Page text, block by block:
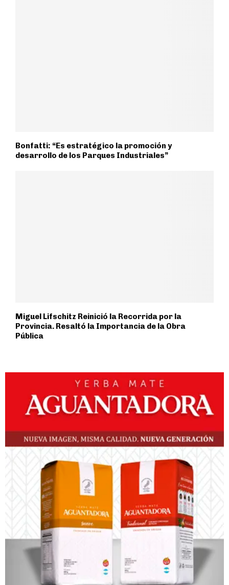
Bonfatti: “Es estratégico la promoción y
desarrollo de los Parques Industriales”
Miguel Lifschitz Reinició la Recorrida por la
Provincia. Resaltó la Importancia de la Obra
Pública